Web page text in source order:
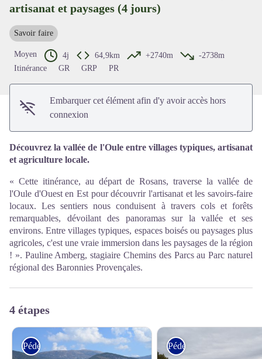
Voir l'image en plein écran
artisanat et paysages (4 jours)
Savoir faire
Moyen 4j 64,9km +2740m
-2738m
Itinérance
GR GRP PR
Embarquer cet élément afin d'y avoir accès hors
connexion
Découvrez la vallée de l'Oule entre villages typiques, artisanat
et agriculture locale.
« Cette itinérance, au départ de Rosans, traverse la vallée de
l'Oule d'Ouest en Est pour découvrir l'artisanat et les savoirs-faire
locaux. Les sentiers nous conduisent à travers cols et forêts
remarquables, dévoilant des panoramas sur la vallée et ses
environs. Entre villages typiques, espaces boisés ou paysages plus
agricoles, c'est une vraie immersion dans les paysages de la région
! ». Pauline Amberg, stagiaire Chemins des Parcs au Parc naturel
régional des Baronnies Provençales.
4 étapes
Pédestre Pédestre